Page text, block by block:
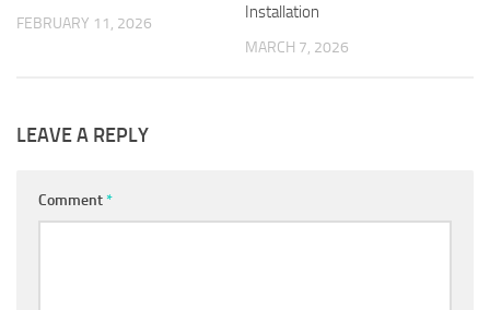
FEBRUARY 11, 2026
Installation
MARCH 7, 2026
LEAVE A REPLY
Comment*